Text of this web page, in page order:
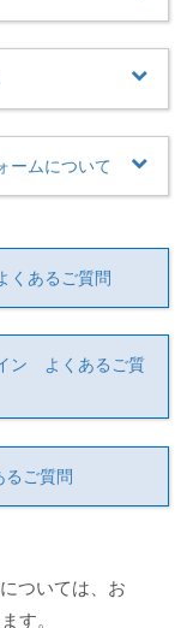
ームについて
くあるご質問
ン よくあるご質
REPORT よくあるご質問
ついては、お
す。